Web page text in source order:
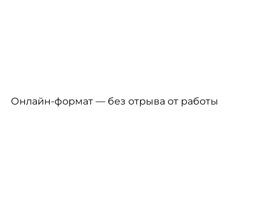
Онлайн-формат — без отрыва от работы